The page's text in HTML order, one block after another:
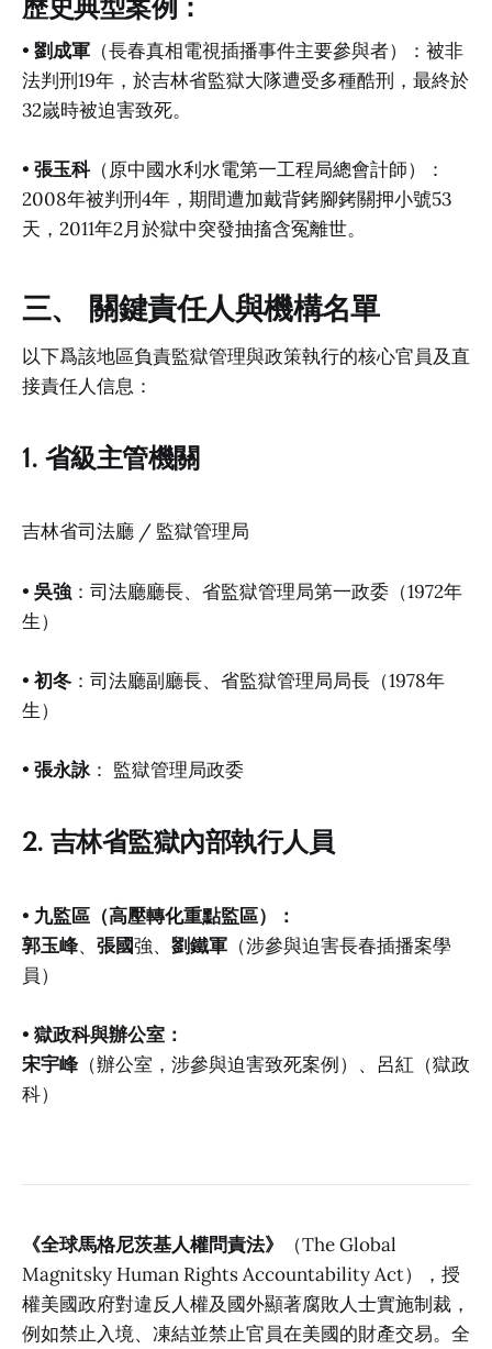
歷史典型案例：
• 劉成軍 （長春真相電視插播事件主要參與者）：被非
法判刑19年，於吉林省監獄大隊遭受多種酷刑，最終於
32嵗時被迫害致死。
• 張玉科（原中國水利水電第一工程局總會計師）：
2008年被判刑4年，期間遭加戴背銬腳銬關押小號53
天，2011年2月於獄中突發抽搐含冤離世。
三、 關鍵責任人與機構名單
以下爲該地區負責監獄管理與政策執行的核心官員及直
接責任人信息：
1. 省級主管機關
吉林省司法廳 / 監獄管理局
• 吳強 ：司法廳廳長、省監獄管理局第一政委（1972年
生）
• 初冬 ：司法廳副廳長、省監獄管理局局長（1978年
生）
• 張永詠： 監獄管理局政委
2. 吉林省監獄內部執行人員
• 九監區（高壓轉化重點監區）：
郭玉峰、 張國強、 劉鐵軍 （涉參與迫害長春插播案學
員）
• 獄政科與辦公室：
宋宇峰（辦公室，涉參與迫害致死案例）、呂紅（獄政
科）
《全球馬格尼茨基人權問責法》
（The Global
Magnitsky Human Rights Accountability Act），授
權美國政府對違反人權及國外顯著腐敗人士實施制裁，
例如禁止入境、凍結並禁止官員在美國的財產交易。全